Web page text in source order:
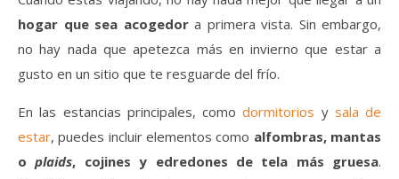
hogar que sea acogedora primera vista. Sin embargo,
no hay nada que apetezca más en invierno que estar a
gusto en un sitio que te resguarde del frío.
En las estancias principales, comodormitorios y sala de
estar, puedes incluir elementos como alfombras, mantas
oplaids, cojines y edredones de tela más gruesa.